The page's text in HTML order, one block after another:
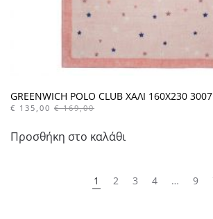
GREENWICH POLO CLUB ΧΑΛΙ 160X230 3007
€ 135,00 €169,00
Προσθήκη στο καλάθι
1 2 3 4 … 9